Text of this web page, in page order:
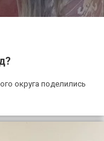
округа поделились